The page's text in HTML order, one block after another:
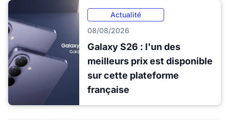
Actualité
08/08/2026
Galaxy S26 : l'un des
meilleurs prix est disponible
sur cette plateforme
française